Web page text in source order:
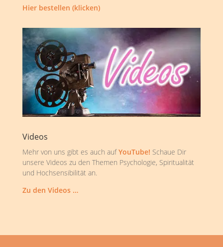
Hier bestellen (klicken)
Videos
Mehr von uns gibt es auch aufYouTube! Schaue Dir
unsere Videos zu den Themen Psychologie, Spiritualität
und Hochsensibilität an.
Zu den Videos …